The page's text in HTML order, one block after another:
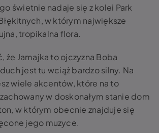
świetnie nadaje się z kolei Park
w którym największe
tropikalna flora.
że Jamajka to ojczyzna Boba
jest tu wciąż bardzo silny. Na
wiele akcentów, które na to
w doskonałym stanie dom
w którym obecnie znajduje się
jego muzyce.